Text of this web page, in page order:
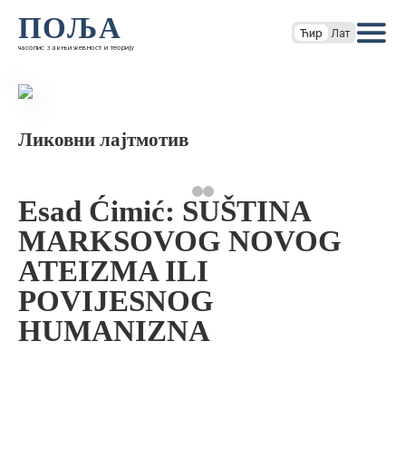
ПОЉА
часопис за књижевност и теорију
Ћир Лат
Ликовни лајтмотив
Esad Ćimić: SUŠTINA
MARKSOVOG NOVOG
ATEIZMA ILI
POVIJESNOG
HUMANIZNA